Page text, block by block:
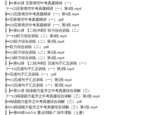
┃ ┣━第45讲 完形填空中考真题精讲（一）
┣━(2)完形填空中考真题精讲（一）第2段.mp4
┣━(1)完形填空中考真题精讲（一）第1段.mp4
┣━完形填空中考真题精讲（一）.pdf
┣━(3)完形填空中考真题精讲（一）第3段.mp4
┃ ┣━第61讲 【二轮冲刺】听力综合训练（二）
┣━(4)听力综合训练（二）第4段.mp4
┣━(2)听力综合训练（二）第2段.mp4
┣━听力综合训练（二）.pdf
┣━(1)听力综合训练（二）第1段.mp4
┣━(3)听力综合训练（二）第3段.mp4
┃ ┣━第62讲 【二轮冲刺】完成句子汇总训练（一）
┣━(3)完成句子汇总训练（一）第3段.mp4
┣━完成句子汇总训练（一）.pdf
┣━(1)完成句子汇总训练（一）第1段.mp4
┣━(2)完成句子汇总训练（一）第2段.mp4
┃ ┣━第51讲 阅读能力提升之中考真题综合讲解（三）
┣━(2)阅读能力提升之中考真题综合讲解（三）第2段.mp4
┣━阅读能力提升之中考真题综合讲解（三）.pdf
┣━(1)阅读能力提升之中考真题综合讲解（三）第1段.mp4
┃ ┣━第09讲Unit5-6 重点回顾-广深牛津版（上册）